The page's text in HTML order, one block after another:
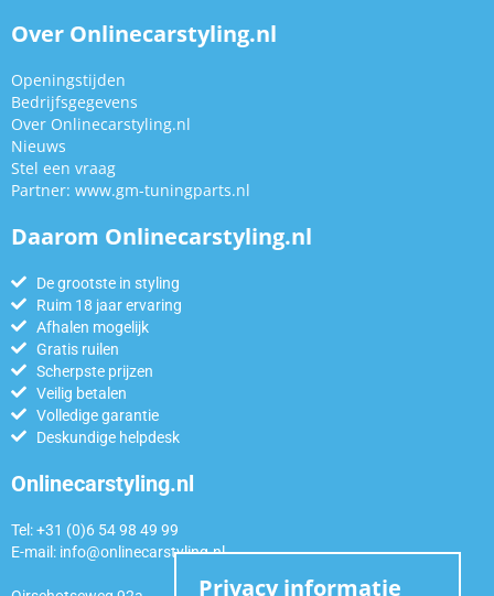
Over Onlinecarstyling.nl
Openingstijden
Bedrijfsgegevens
Over Onlinecarstyling.nl
Nieuws
Stel een vraag
Partner: www.gm-tuningparts.nl
Daarom Onlinecarstyling.nl
De grootste in styling
Ruim 18 jaar ervaring
Afhalen mogelijk
Gratis ruilen
Scherpste prijzen
Veilig betalen
Volledige garantie
Deskundige helpdesk
Onlinecarstyling.nl
Tel: +31 (0)6 54 98 49 99
E-mail: info@onlinecarstyling.nl
Privacy informatie